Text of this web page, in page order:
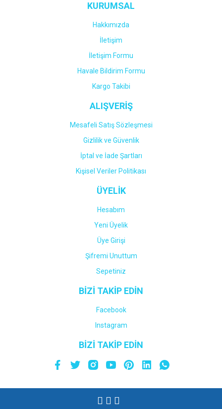
KURUMSAL
Hakkımızda
İletişim
İletişim Formu
Havale Bildirim Formu
Kargo Takibi
ALIŞVERİŞ
Mesafeli Satış Sözleşmesi
Gizlilik ve Güvenlik
İptal ve İade Şartları
Kişisel Veriler Politikası
ÜYELİK
Hesabım
Yeni Üyelik
Üye Girişi
Şifremi Unuttum
Sepetiniz
BİZİ TAKİP EDİN
Facebook
Instagram
BİZİ TAKİP EDİN